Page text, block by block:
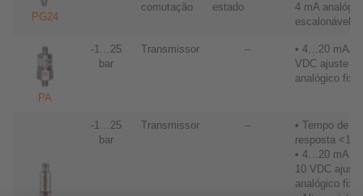
PG24
comutação
estado
4 mA
escalonável
PA
-1…25
bar
Transmissor –
• 4…20 mA/
VDC ajuste
analógico fixo
-1…25
bar
Transmissor –
• Tempo de
resposta <1
• 4…20 mA /
10 VDC ajuste
analógico fixo